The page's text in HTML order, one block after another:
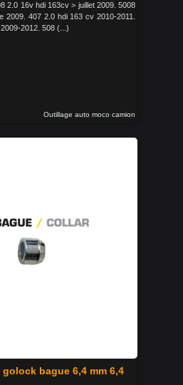
2.0 16v hdi 163cv > juillet 2009. 5008
2009. 407 2.0 hdi 163 cv 2010-2011.
2012. 508 (...)
Outillage auto moco camion
bague 6,4 mm 6,4